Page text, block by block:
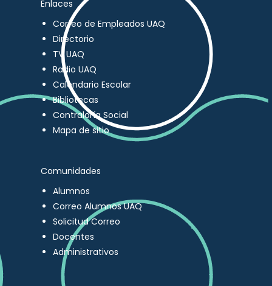
Enlaces
Correo de Empleados UAQ
Directorio
TV UAQ
Radio UAQ
Calendario Escolar
Bibliotecas
Contraloría Social
Mapa de sitio
Comunidades
Alumnos
Correo Alumnos UAQ
Solicitud Correo
Docentes
Administrativos